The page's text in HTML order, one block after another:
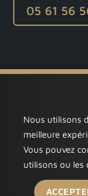
Nous sommes fiers
complète de la
05 61 56
APCO ©2025 | Tous
Consultez nos
conçu et développé
Toulouse – Balma.
Nous utilisons
meilleure
Vous pouvez
utilisons ou les